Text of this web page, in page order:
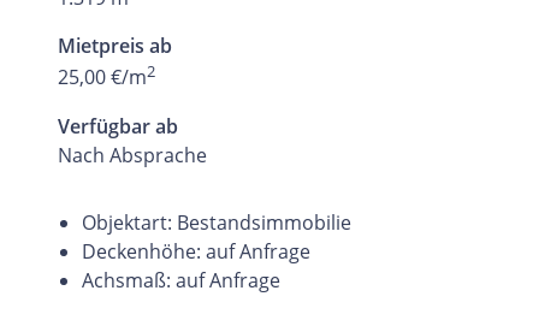
Mietpreis ab
25,00 €/m2
Verfügbar ab
Nach Absprache
Objektart: Bestandsimmobilie
Deckenhöhe: auf Anfrage
Achsmaß: auf Anfrage